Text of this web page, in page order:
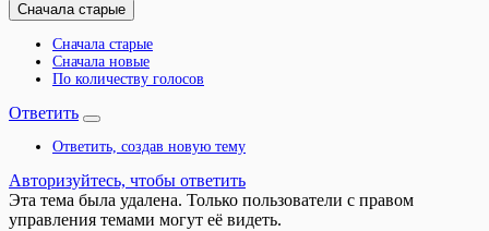
Сначала старые
Сначала старые
Сначала новые
По количеству голосов
Ответить
Ответить, создав новую тему
Авторизуйтесь, чтобы ответить
Эта тема была удалена. Только пользователи с правом
управления темами могут её видеть.